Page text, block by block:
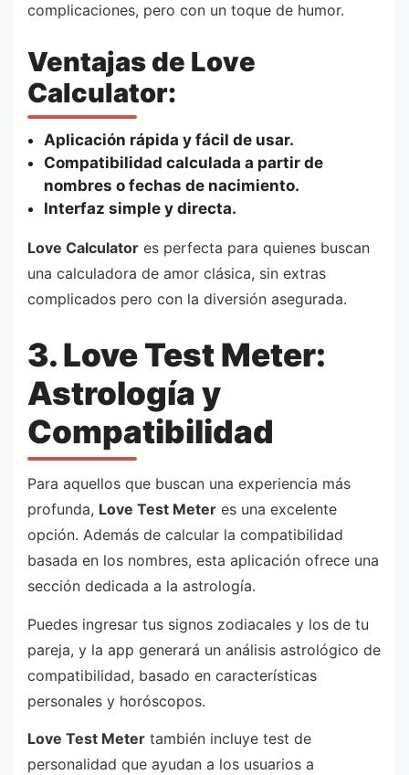
complicaciones, pero con un toque de humor.
Ventajas de Love
Calculator:
Aplicación rápida y fácil de usar.
Compatibilidad calculada a partir de
nombres o fechas de nacimiento.
Interfaz simple y directa.
Love Calculator es perfecta para quienes buscan
una calculadora de amor clásica, sin extras
complicados pero con la diversión asegurada.
3. Love Test Meter:
Astrología y
Compatibilidad
Para aquellos que buscan una experiencia más
profunda, Love Test Meter es una excelente
opción. Además de calcular la compatibilidad
basada en los nombres, esta aplicación ofrece una
sección dedicada a la astrología.
Puedes ingresar tus signos zodiacales y los de tu
pareja, y la app generará un análisis astrológico de
compatibilidad, basado en características
personales y horóscopos.
Love Test Meter también incluye test de
personalidad que ayudan a los usuarios a